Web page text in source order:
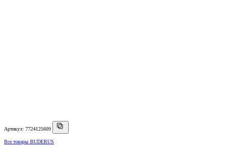
Артикул: 7724125609
Все товары BUDERUS